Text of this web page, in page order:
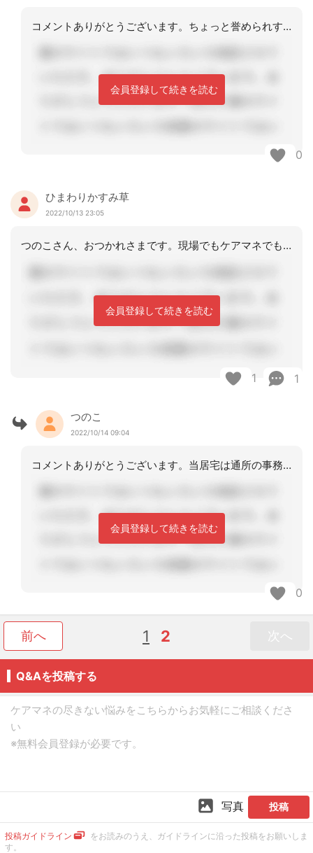
コメントありがとうございます。ちょっと誉められすぎです。私はハラスメントというか
会員登録して続きを読む
0
ひまわりかすみ草
2022/10/13 23:05
つのこさん、おつかれさまです。現場でもケアマネでも新人さんに仕事を教えるのは大変
会員登録して続きを読む
1 1
つのこ
2022/10/14 09:04
コメントありがとうございます。当居宅は通所の事務所と同じスペースなので、物理的な
会員登録して続きを読む
0
前へ 1 2 次へ
Q&Aを投稿する
写真 投稿
投稿ガイドライン
をお読みのうえ、ガイドラインに沿った投稿をお願いしま
す。